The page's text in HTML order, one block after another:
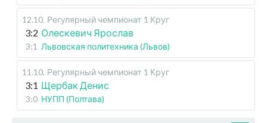
12.10. Регулярный чемпионат 1 Круг
3:2 Олескевич Ярослав
3:1 Львовская политехника (Львов)
11.10. Регулярный чемпионат 1 Круг
3:1 Щербак Денис
3:0 НУПП (Полтава)